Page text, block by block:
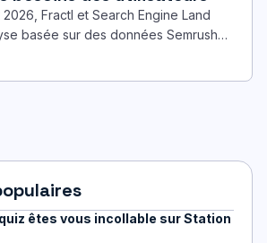
Fractl et Search Engine Land
basée sur des données Semrush
êtes vous incollable sur Station